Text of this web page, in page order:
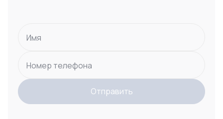
Имя
Номер телефона
Отправить